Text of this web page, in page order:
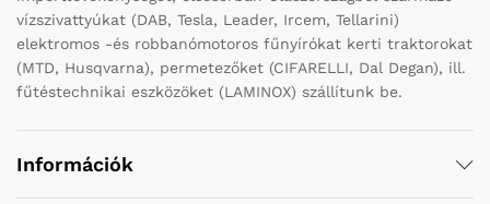
vízszivattyúkat (DAB, Tesla, Leader, Ircem, Tellarini)
elektromos -és robbanómotoros fűnyírókat kerti traktorokat
(MTD, Husqvarna), permetezőket (CIFARELLI, Dal Degan), ill.
fűtéstechnikai eszközöket (LAMINOX) szállítunk be.
Információk